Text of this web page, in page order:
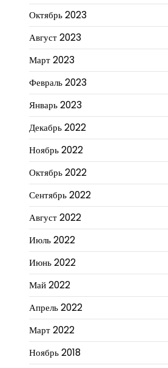
Октябрь 2023
Август 2023
Март 2023
Февраль 2023
Январь 2023
Декабрь 2022
Ноябрь 2022
Октябрь 2022
Сентябрь 2022
Август 2022
Июль 2022
Июнь 2022
Май 2022
Апрель 2022
Март 2022
Ноябрь 2018